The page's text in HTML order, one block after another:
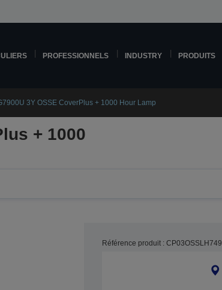
PROFESSIONNELS INDUSTRY PRODUITS
3Y OSSE CoverPlus + 1000 Hour Lamp
+ 1000
Référence produit : CP03OSSLH749